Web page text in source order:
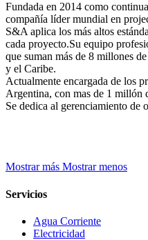
Fundada en 2014 como
compañía líder mundial en
S&A aplica los más altos
cada proyecto.Su equipo
que suman más de 8 millones
y el Caribe.
Actualmente encargada de los
Argentina, con mas de 1 millón
Se dedica al gerenciamiento de
Mostrar más Mostrar menos
Servicios
Agua Corriente
Electricidad